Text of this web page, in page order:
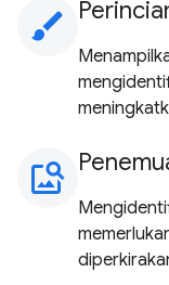
brush
image_search